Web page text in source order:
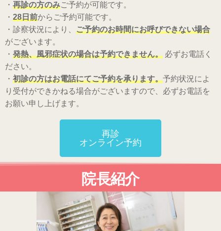
・ 再診の方のみご予約が可能です。
・ 28日前からご予約可能です。
・診察状況により、 ご予約のお時間にお呼びできない場合
がございます。
・ 発熱、風邪症状の場合は予約できません。 必ずお電話く
ださい。
・ 初診の方はお電話にてご予約を承ります。予約状況によ
り受付ができかねる場合がございますので、必ずお電話を
お願い申し上げます。
再診
オンライン予約
院長紹介